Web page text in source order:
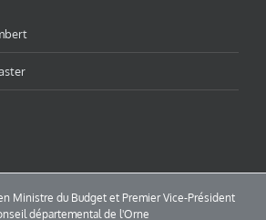
Ministre du Budget et Premier Vice-Président
départemental de l'Orne